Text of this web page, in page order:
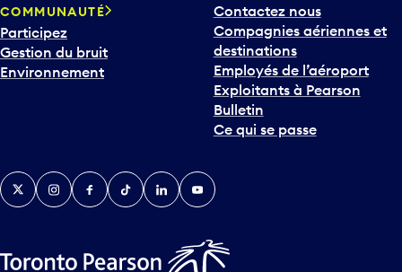
o
u
r
i
v
e
n
COMMUNAUTÉ
Participez
Gestion du bruit
Environnement
Contactez nous
Compagnies aériennes et
destinations
Employés de l’aéroport
Exploitants à Pearson
Bulletin
Ce qui se passe
TwitterInstagramFacebook
TikTokLinkedInYouTube